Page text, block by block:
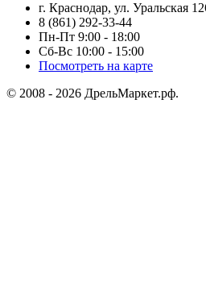
г. Краснодар, ул. Уральская
8 (861) 292-33-44
Пн-Пт 9:00 - 18:00
Сб-Вс 10:00 - 15:00
Посмотреть на карте
© 2008 - 2026 ДрельМаркет.рф.